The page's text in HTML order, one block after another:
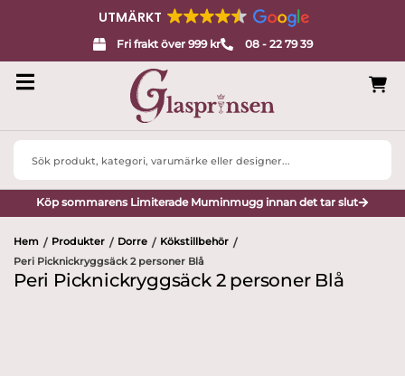
UTMÄRKT
Fri frakt över 999 kr 08 - 22 79 39
Search
Köp sommarens Limiterade Muminmugg innan det tar slut
Hem / Produkter / Dorre / Kökstillbehör /
Peri Picknickryggsäck 2 personer Blå
Peri Picknickryggsäck 2 personer Blå